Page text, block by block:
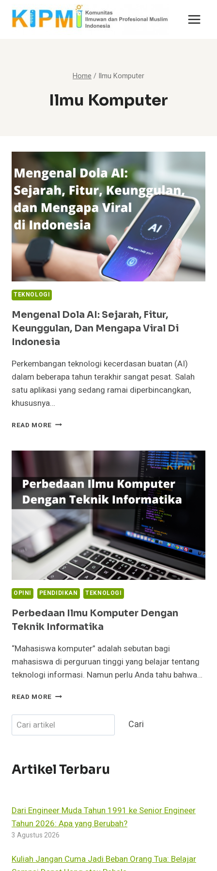
Skip
Home / Ilmu Komputer
Ilmu Komputer
TEKNOLOGI
Mengenal Dola AI: Sejarah, Fitur,
Keunggulan, Dan Mengapa Viral Di
Indonesia
Perkembangan teknologi kecerdasan buatan (AI)
dalam beberapa tahun terakhir sangat pesat. Salah
satu aplikasi yang sedang ramai diperbincangkan,
khususnya…
READ MORE MENGENAL
SEJARAH,
KEUNGGULAN,
DAN
MENGAPA
VIRAL
DI
INDONESIA
OPINI PENDIDIKAN TEKNOLOGI
Perbedaan Ilmu Komputer Dengan
Teknik Informatika
“Mahasiswa komputer” adalah sebutan bagi
mahasiswa di perguruan tinggi yang belajar tentang
teknologi informasi. Namun perlu Anda tahu bahwa…
READ MORE PERBEDAAN
KOMPUTER
DENGAN
TEKNIK
Cari Cari
Artikel Terbaru
Dari Engineer Muda Tahun 1991 ke Senior Engineer
Tahun 2026: Apa yang Berubah?
3 Agustus 2026
Kuliah Jangan Cuma Jadi Beban Orang Tua: Belajar